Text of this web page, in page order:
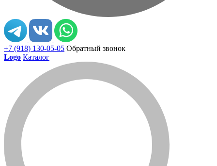
+7 (918) 130-05-05 Обратный звонок
Logo Каталог